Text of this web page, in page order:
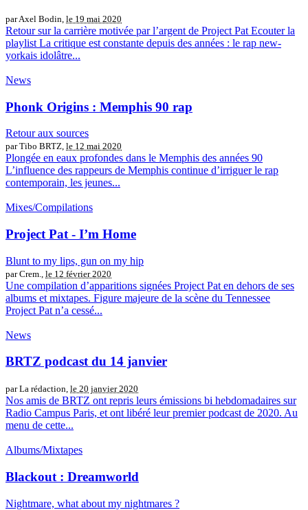
par Axel Bodin, le 19 mai 2020
Retour sur la carrière motivée par l’argent de Project Pat Ecouter la
playlist La critique est constante depuis des années : le rap new-
yorkais idolâtre...
News
Phonk Origins : Memphis 90 rap
Retour aux sources
par Tibo BRTZ, le 12 mai 2020
Plongée en eaux profondes dans le Memphis des années 90
L’influence des rappeurs de Memphis continue d’irriguer le rap
contemporain, les jeunes...
Mixes/Compilations
Project Pat - I’m Home
Blunt to my lips, gun on my hip
par Crem., le 12 février 2020
Une compilation d’apparitions signées Project Pat en dehors de ses
albums et mixtapes. Figure majeure de la scène du Tennessee
Project Pat n’a cessé...
News
BRTZ podcast du 14 janvier
par La rédaction, le 20 janvier 2020
Nos amis de BRTZ ont repris leurs émissions bi hebdomadaires sur
Radio Campus Paris, et ont libéré leur premier podcast de 2020. Au
menu de cette...
Albums/Mixtapes
Blackout : Dreamworld
Nightmare, what about my nightmares ?